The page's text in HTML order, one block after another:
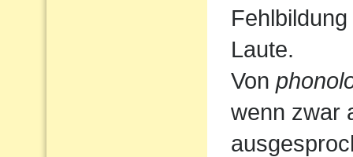
Laute.
Von
wenn zwar